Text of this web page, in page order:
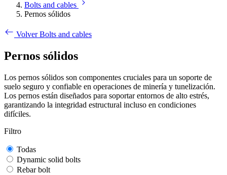
Bolts and cables
Pernos sólidos
Volver Bolts and cables
Pernos sólidos
Los pernos sólidos son componentes cruciales para un soporte de
suelo seguro y confiable en operaciones de minería y tunelización.
Los pernos están diseñados para soportar entornos de alto estrés,
garantizando la integridad estructural incluso en condiciones
difíciles.
Filtro
Todas
Dynamic solid bolts
Rebar bolt